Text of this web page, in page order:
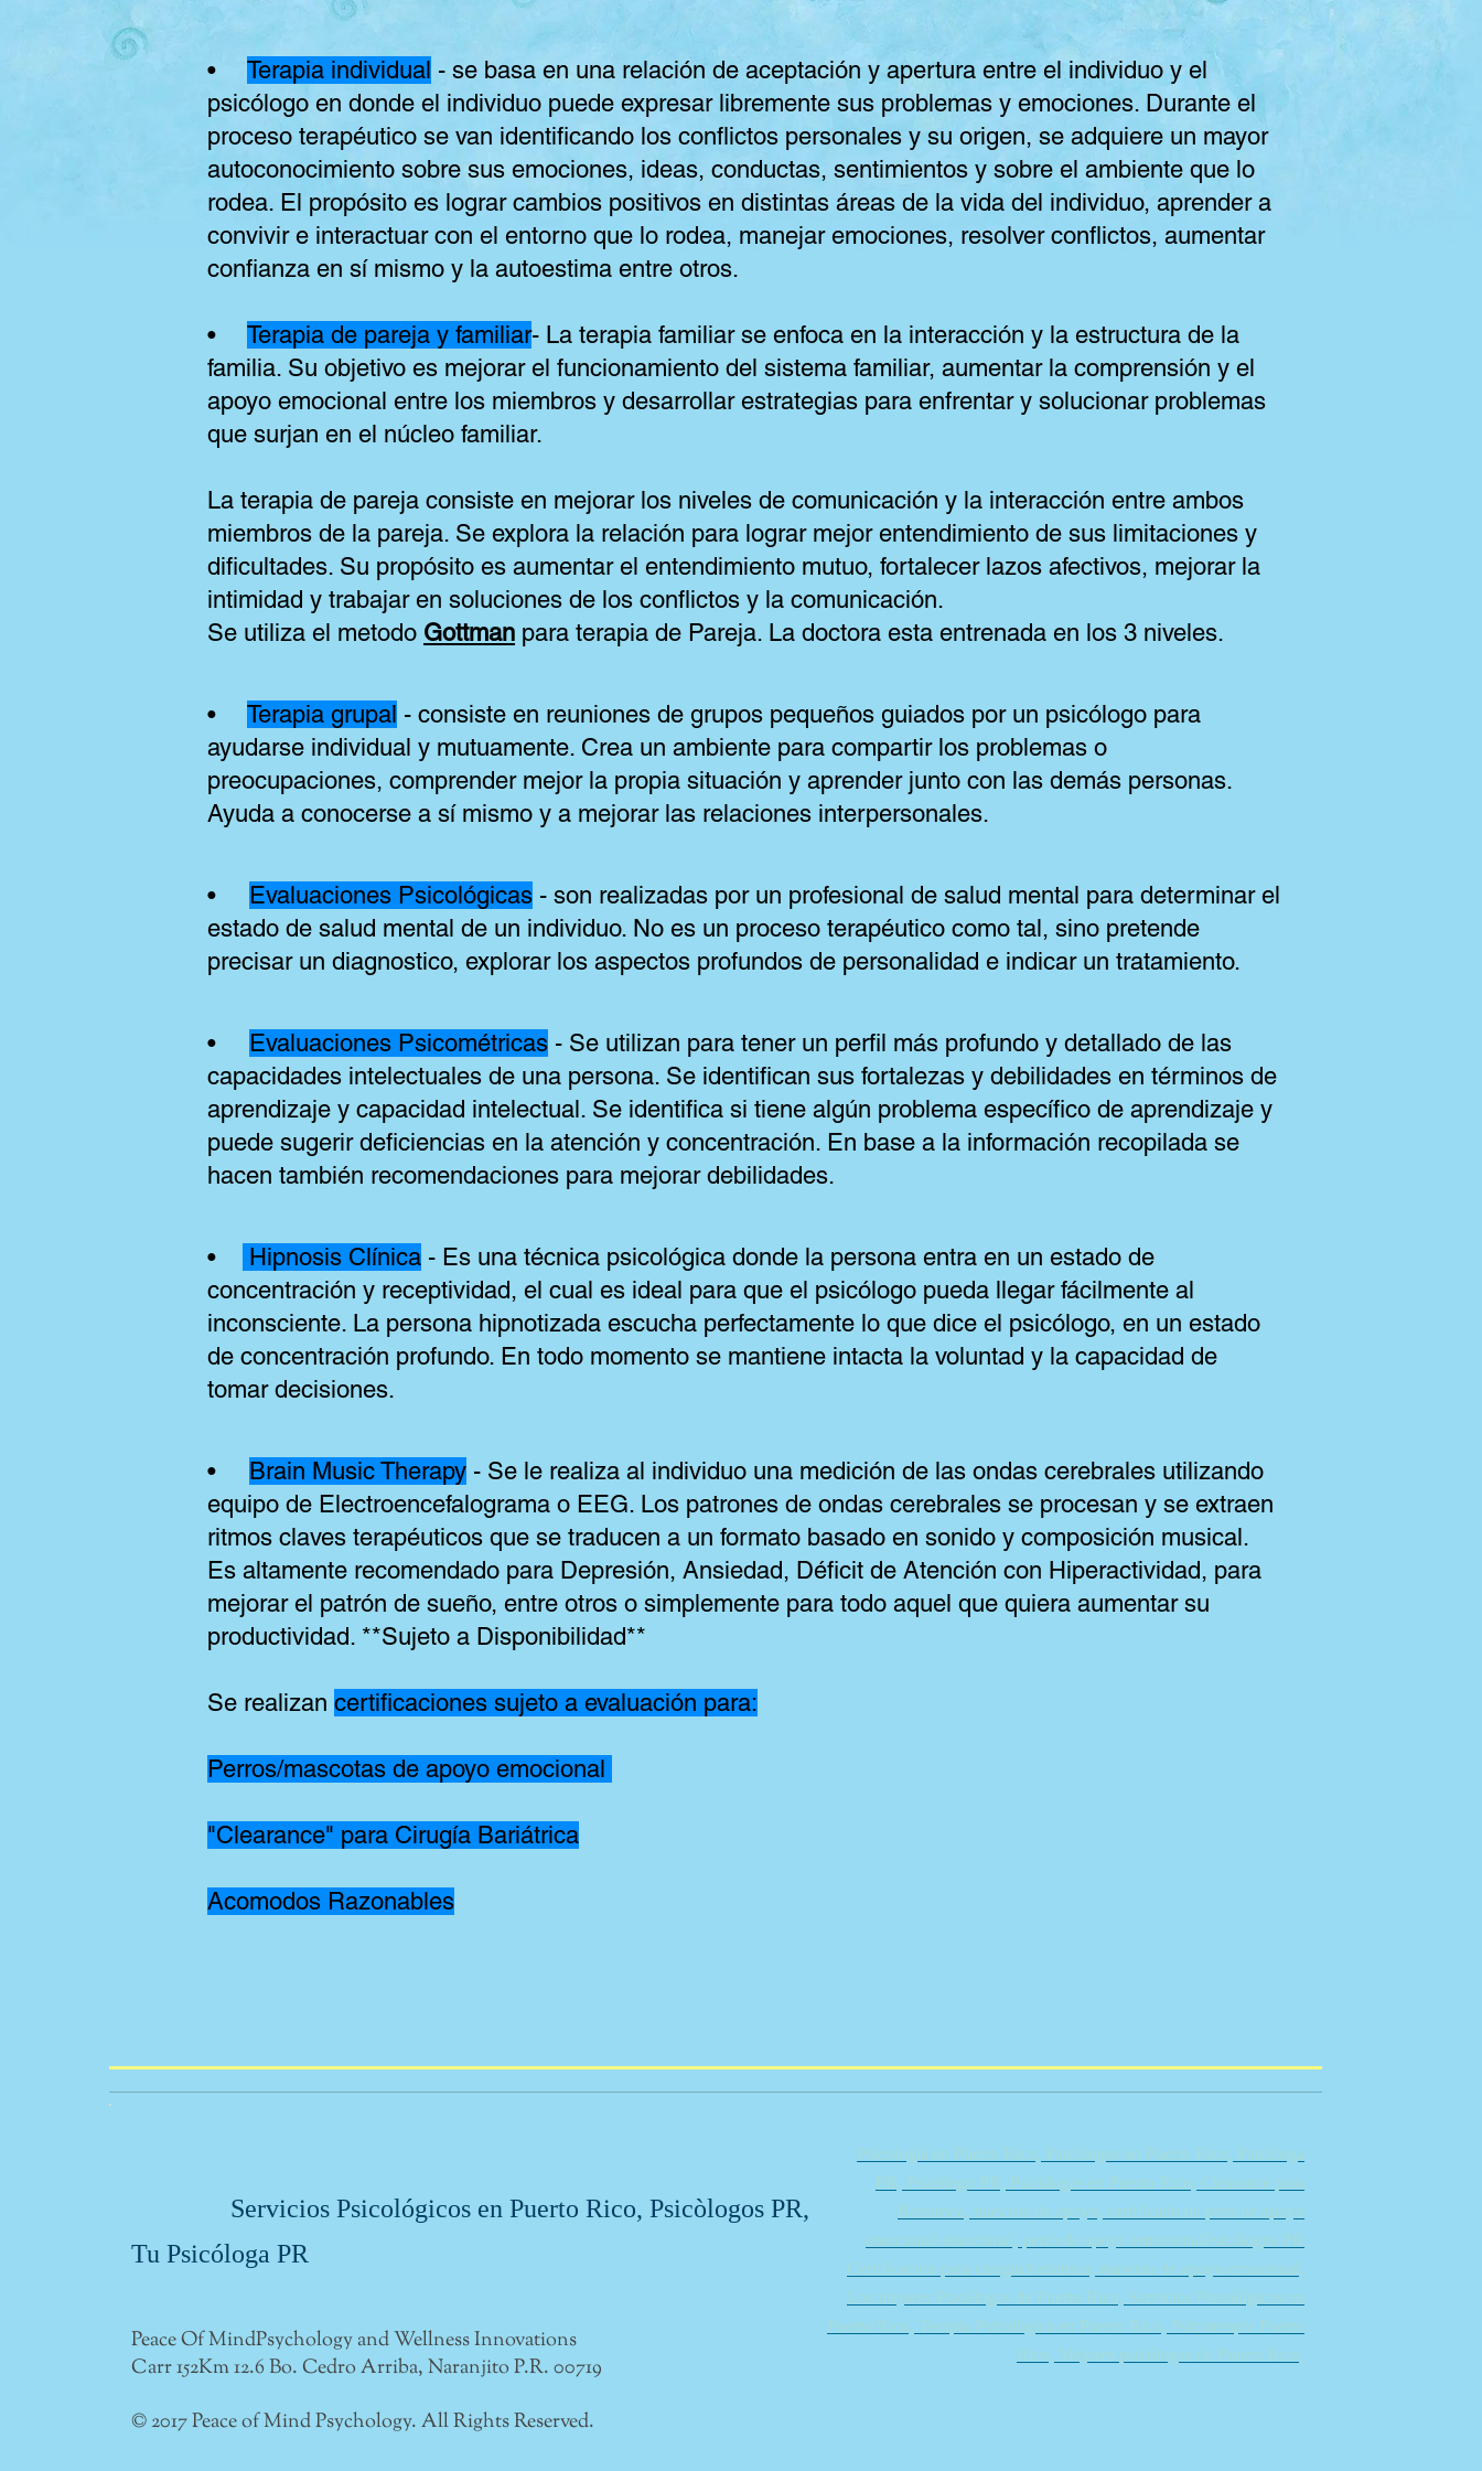
• Terapia individual - se basa en una relación de aceptación y apertura entre el individuo y el
psicólogo en donde el individuo puede expresar libremente sus problemas y emociones. Durante el
proceso terapéutico se van identificando los conflictos personales y su origen, se adquiere un mayor
autoconocimiento sobre sus emociones, ideas, conductas, sentimientos y sobre el ambiente que lo
rodea. El propósito es lograr cambios positivos en distintas áreas de la vida del individuo, aprender a
convivir e interactuar con el entorno que lo rodea, manejar emociones, resolver conflictos, aumentar
confianza en sí mismo y la autoestima entre otros.
• Terapia de pareja y familiar- La terapia familiar se enfoca en la interacción y la estructura de la
familia. Su objetivo es mejorar el funcionamiento del sistema familiar, aumentar la comprensión y el
apoyo emocional entre los miembros y desarrollar estrategias para enfrentar y solucionar problemas
que surjan en el núcleo familiar.
La terapia de pareja consiste en mejorar los niveles de comunicación y la interacción entre ambos
miembros de la pareja. Se explora la relación para lograr mejor entendimiento de sus limitaciones y
dificultades. Su propósito es aumentar el entendimiento mutuo, fortalecer lazos afectivos, mejorar la
intimidad y trabajar en soluciones de los conflictos y la comunicación.
Se utiliza el metodo Gottman para terapia de Pareja. La doctora esta entrenada en los 3 niveles.
• Terapia grupal - consiste en reuniones de grupos pequeños guiados por un psicólogo para
ayudarse individual y mutuamente. Crea un ambiente para compartir los problemas o
preocupaciones, comprender mejor la propia situación y aprender junto con las demás personas.
Ayuda a conocerse a sí mismo y a mejorar las relaciones interpersonales.
• Evaluaciones Psicológicas - son realizadas por un profesional de salud mental para determinar el
estado de salud mental de un individuo. No es un proceso terapéutico como tal, sino pretende
precisar un diagnostico, explorar los aspectos profundos de personalidad e indicar un tratamiento.
• Evaluaciones Psicométricas - Se utilizan para tener un perfil más profundo y detallado de las
capacidades intelectuales de una persona. Se identifican sus fortalezas y debilidades en términos de
aprendizaje y capacidad intelectual. Se identifica si tiene algún problema específico de aprendizaje y
puede sugerir deficiencias en la atención y concentración. En base a la información recopilada se
hacen también recomendaciones para mejorar debilidades.
• Hipnosis Clínica - Es una técnica psicológica donde la persona entra en un estado de
concentración y receptividad, el cual es ideal para que el psicólogo pueda llegar fácilmente al
inconsciente. La persona hipnotizada escucha perfectamente lo que dice el psicólogo, en un estado
de concentración profundo. En todo momento se mantiene intacta la voluntad y la capacidad de
tomar decisiones.
• Brain Music Therapy - Se le realiza al individuo una medición de las ondas cerebrales utilizando
equipo de Electroencefalograma o EEG. Los patrones de ondas cerebrales se procesan y se extraen
ritmos claves terapéuticos que se traducen a un formato basado en sonido y composición musical.
Es altamente recomendado para Depresión, Ansiedad, Déficit de Atención con Hiperactividad, para
mejorar el patrón de sueño, entre otros o simplemente para todo aquel que quiera aumentar su
productividad. **Sujeto a Disponibilidad**
Se realizan certificaciones sujeto a evaluación para:
Perros/mascotas de apoyo emocional
"Clearance" para Cirugía Bariátrica
Acomodos Razonables
Servicios Psicológicos en Puerto Rico, Psicòlogos PR,
Tu Psicóloga PR
Peace Of MindPsychology and Wellness Innovations
Carr 152Km 12.6 Bo. Cedro Arriba, Naranjito P.R. 00719
© 2017 Peace of Mind Psychology. All Rights Reserved.
Psicología en Puerto Rico, Psicólogos en Puerto Rico, Psicóloga
PR, Psicólogo PR, Psicólogas en Puerto Rico, Clearance para
Bariatrica, mascota de apoyo, certificado de pero de apoyo
emocional emocional, perro de apoyo emocionalPsicólogos PR
Certificacion para cirugia bariatrica, mascota de apoyo emocional,
Los mejores Psicólogos de Puerto Rico, Servicios Psicológicos en
Puerto Rico, Terapia Psicológica en Puerto Rico, Psicoterapia Puerto
Rico, Mejores psicólogas de Puerto Rico,